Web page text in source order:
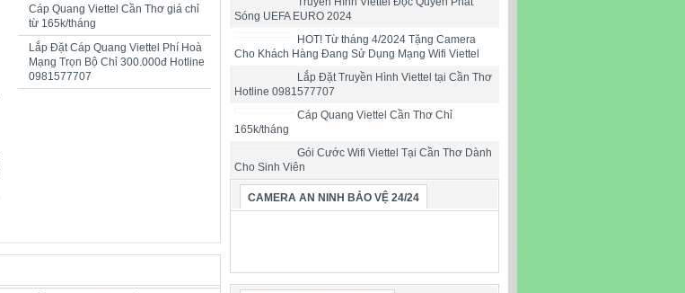
Cáp Quang Viettel Cần Thơ giá chỉ
từ 165k/tháng
Lắp Đặt Cáp Quang Viettel Phí Hoà
Mạng Trọn Bộ Chỉ 300.000đ Hotline
0981577707
Sóng UEFA EURO 2024
HOT! Từ tháng 4/2024 Tặng Camera
Cho Khách Hàng Đang Sử Dụng Mạng Wifi Viettel
Lắp Đặt Truyền Hình Viettel tại Cần Thơ
Hotline 0981577707
Cáp Quang Viettel Cần Thơ Chỉ
165k/tháng
Gói Cước Wifi Viettel Tại Cần Thơ Dành
Cho Sinh Viên
CAMERA AN NINH BẢO VỆ 24/24